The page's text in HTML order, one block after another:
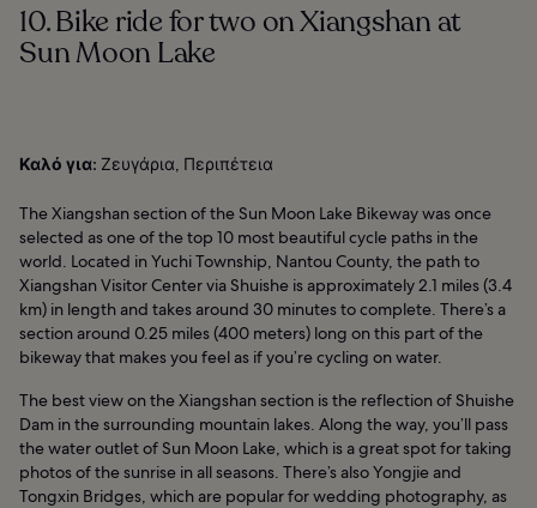
10. Bike ride for two on Xiangshan at
Sun Moon Lake
Καλό για: Ζευγάρια, Περιπέτεια
The Xiangshan section of the Sun Moon Lake Bikeway was once
selected as one of the top 10 most beautiful cycle paths in the
world. Located in Yuchi Township, Nantou County, the path to
Xiangshan Visitor Center via Shuishe is approximately 2.1 miles (3.4
km) in length and takes around 30 minutes to complete. There’s a
section around 0.25 miles (400 meters) long on this part of the
bikeway that makes you feel as if you’re cycling on water.
The best view on the Xiangshan section is the reflection of Shuishe
Dam in the surrounding mountain lakes. Along the way, you’ll pass
the water outlet of Sun Moon Lake, which is a great spot for taking
photos of the sunrise in all seasons. There’s also Yongjie and
Tongxin Bridges, which are popular for wedding photography, as